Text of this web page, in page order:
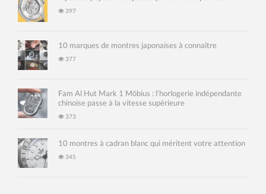
397
10 marques de montres japonaises à connaître
377
Fam Al Hut Mark 1 Möbius : l’horlogerie indépendante
chinoise passe à la vitesse supérieure
373
10 montres à cadran blanc qui méritent votre attention
345